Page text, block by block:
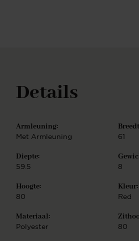
verkrijgbaar in de finish mat zwart
mat goud en mat rosé. De Tome
Details
Armleuning:
Met Armleuning 61
Diepte:
59.5 8
Hoogte:
80
Kleur:
Red
Materiaal:
Polyester 80